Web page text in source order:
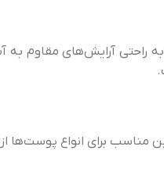
به راحتی آرایش‌های مقاوم
مناسب برای انواع